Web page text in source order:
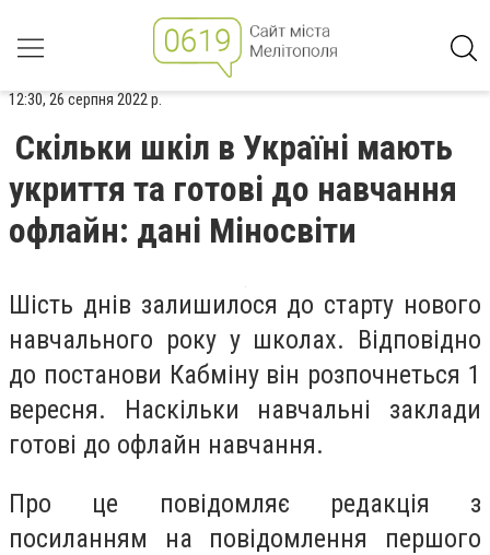
12:30, 26 серпня 2022 р.
Скільки шкіл в Україні мають
укриття та готові до навчання
офлайн: дані Міносвіти
Шість днів залишилося до старту нового
навчального року у школах. Відповідно
до постанови Кабміну він розпочнеться 1
вересня. Наскільки навчальні заклади
готові до офлайн навчання.
Про це повідомляє редакція з
посиланням на повідомлення першого